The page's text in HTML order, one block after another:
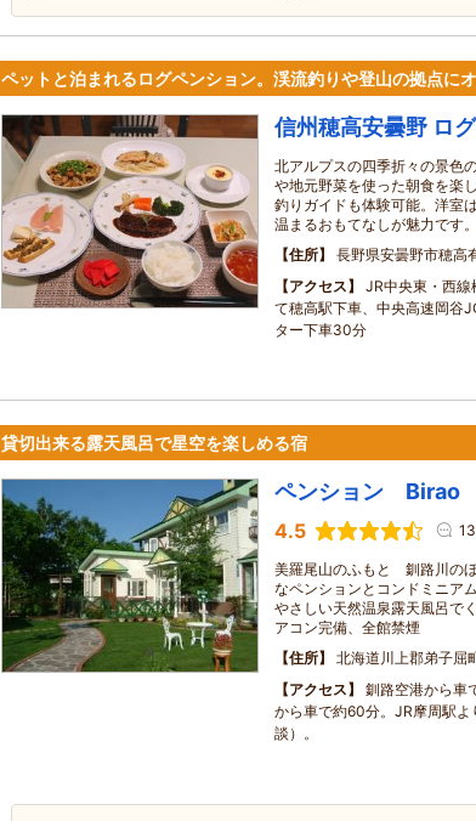
ペットと泊まれるログペンション。渓流釣りや登山の拠点に
信州穂高安曇野 ロ
北アルプスの四季折々の景色
や地元野菜を使った朝食を楽
釣りガイドも体験可能。洋室
温まるおもてなしが魅力です。
住所
長野県安曇野市穂高
アクセス
JR中央東・西線
て穂高駅下車、中央高速岡谷
ター下車30分
貸切出来る露天風呂で星空を楽しめる宿
ペンション Birao
4.5
美羅尾山のふもと 釧路川の
なペンションとコンドミニア
やさしい天然温泉露天風呂で
アコン完備、全館禁煙
住所
北海道川上郡弟子屈
アクセス
釧路空港から車
から車で約60分。JR摩周駅よ
談）。